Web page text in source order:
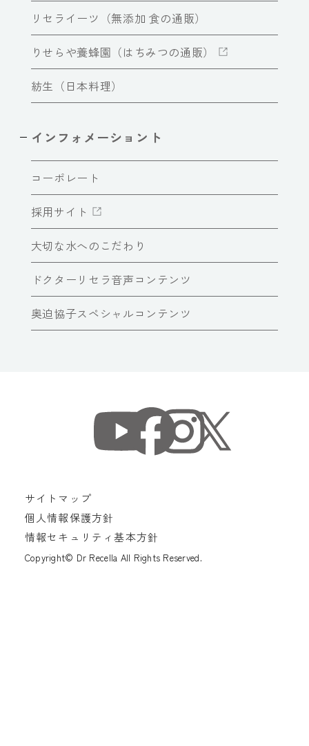
リセライーツ（無添加 食の通販）
りせらや養蜂園（はちみつの通販）
紡生（日本料理）
インフォメーショント
コーポレート
採用サイト
大切な水へのこだわり
ドクターリセラ音声コンテンツ
奥迫協子スペシャルコンテンツ
サイトマップ
個人情報保護方針
情報セキュリティ基本方針
Copyright© Dr Recella All Rights Reserved.